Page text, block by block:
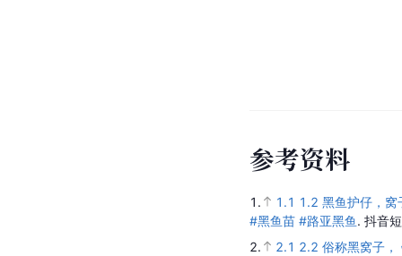
参考资料
1. 1.1 1.2 黑鱼护仔，窝
#黑鱼苗 #路亚黑鱼. 抖音
2.
2.1 2.2 俗称黑窝子